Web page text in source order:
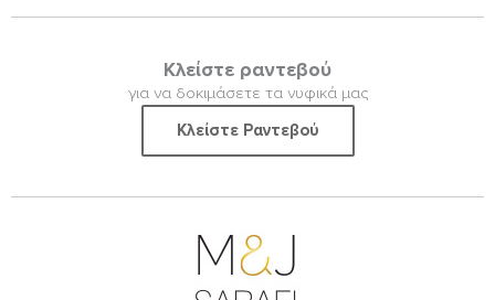
Κλείστε ραντεβού
για να δοκιμάσετε τα νυφικά μας
Κλείστε Ραντεβού